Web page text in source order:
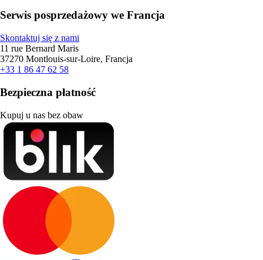
Serwis posprzedażowy we Francja
Skontaktuj się z nami
11 rue Bernard Maris
37270 Montlouis-sur-Loire, Francja
+33 1 86 47 62 58
Bezpieczna płatność
Kupuj u nas bez obaw